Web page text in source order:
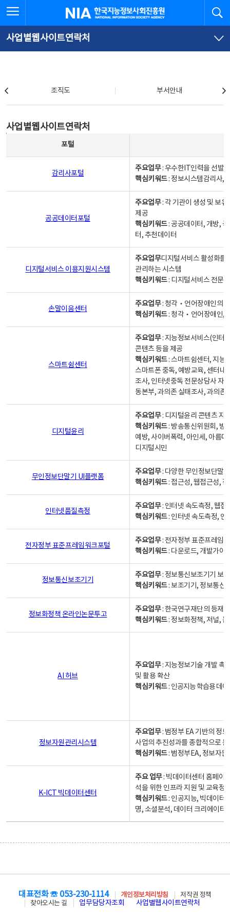
문
로
가
체
뉴
바
가
한국지능정보사회진흥원
사업별웹사이트연락처
조직도 부서안내
사업별웹사이트연락처
포털
감리사포털
주요업무: 우수한IT인력을 선발
핵심키워드: 정보시스템감리사,
공공데이터포털
주요업무: 각 기관이 생성 및 보
제공
핵심키워드: 공공데이터, 개방,
터, 추천데이터
디지털서비스 이용지원시스템
주요업무디지털서비스 활성화를
관리하는 시스템
핵심키워드: 디지털서비스 전문
손말이음센터
주요업무: 청각‧언어장애인의
핵심키워드: 청각‧언어장애인,
스마트쉼센터
주요업무: 지능정보서비스(인터
콘텐츠 등을 제공
핵심키워드: 스마트쉼센터, 지능
스마트폰 중독, 예방교육, 센터내
조사, 인터넷중독 전문상담사 자
동본부, 과의존 실태조사, 과의존
디지털윤리
주요업무: 디지털윤리 콘텐츠 지
핵심키워드: 방송통신위원회, 방
예방, 사이버폭력, 아인세, 아름
디지털시민
무인정보단말기 UI플랫폼
주요업무: 다양한 무인정보단말
핵심키워드: 접근성, 웹접근성,
인터넷품질측정
주요업무: 인터넷 속도측정, 웹접
핵심키워드: 인터넷 속도측정, 인
전자정부 표준프레임워크포털
주요업무: 전자정부 표준프레임
핵심키워드: 다운로드, 개발가이
정보통신보조기기
주요업무: 정보통신보조기기 보
핵심키워드: 보조기기, 정보통신
정보화정책 온라인논문투고
주요업무: 한국연구재단의 등재
핵심키워드: 정보화정책, 저널,
AI 허브
주요업무: 지능정보기술 개발 촉
및 활용 확산
핵심키워드: 인공지능 학습용 데
정보자원관리시스템
주요업무: 범정부 EA 기반의 정
사업의 추진성과를 종합적으로
핵심키워드: 범정부EA, 정보자
K-ICT 빅데이터센터
주요 업무: 빅데이터센터 홈페이
석을 위한 인프라 지원 및 교육정
핵심키워드: 인공지능, 빅데이터,
명, 소셜분석, 데이터 크리에이터
대표전화 ☏ 053-230-1114 개인정보처리방침
저작권 정책
찾아오시는 길
업무담당자조회 사업별웹사이트연락처